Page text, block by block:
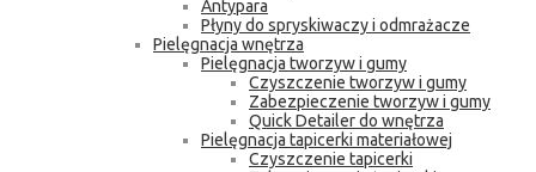
Antypara
Płyny do spryskiwaczy i odmrażacze
Pielęgnacja wnętrza
Pielęgnacja tworzyw i gumy
Czyszczenie tworzyw i gumy
Zabezpieczenie tworzyw i gumy
Quick Detailer do wnętrza
Pielęgnacja tapicerki materiałowej
Czyszczenie tapicerki